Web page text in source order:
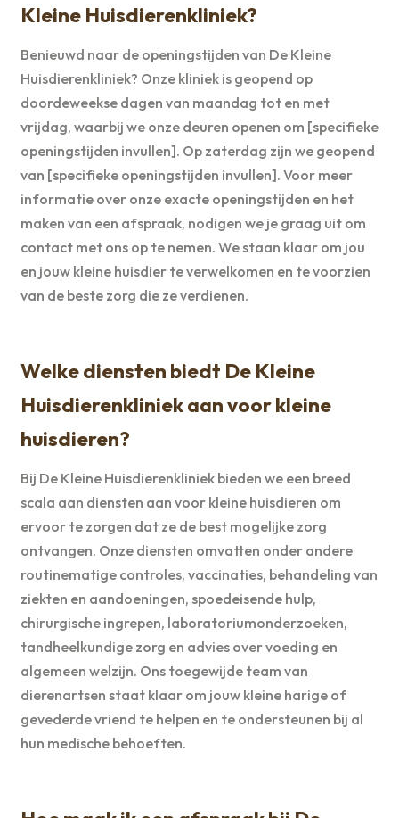
Kleine Huisdierenkliniek?
Benieuwd naar de openingstijden van De Kleine
Huisdierenkliniek? Onze kliniek is geopend op
doordeweekse dagen van maandag tot en met
vrijdag, waarbij we onze deuren openen om [specifieke
openingstijden invullen]. Op zaterdag zijn we geopend
van [specifieke openingstijden invullen]. Voor meer
informatie over onze exacte openingstijden en het
maken van een afspraak, nodigen we je graag uit om
contact met ons op te nemen. We staan klaar om jou
en jouw kleine huisdier te verwelkomen en te voorzien
van de beste zorg die ze verdienen.
Welke diensten biedt De Kleine
Huisdierenkliniek aan voor kleine
huisdieren?
Bij De Kleine Huisdierenkliniek bieden we een breed
scala aan diensten aan voor kleine huisdieren om
ervoor te zorgen dat ze de best mogelijke zorg
ontvangen. Onze diensten omvatten onder andere
routinematige controles, vaccinaties, behandeling van
ziekten en aandoeningen, spoedeisende hulp,
chirurgische ingrepen, laboratoriumonderzoeken,
tandheelkundige zorg en advies over voeding en
algemeen welzijn. Ons toegewijde team van
dierenartsen staat klaar om jouw kleine harige of
gevederde vriend te helpen en te ondersteunen bij al
hun medische behoeften.